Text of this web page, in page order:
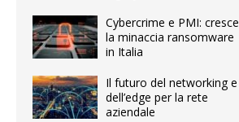
Cybercrime e PMI: cresce
la minaccia ransomware
in Italia
Il futuro del networking e
dell’edge per la rete
aziendale